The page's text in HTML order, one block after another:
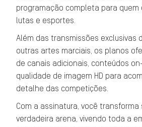
programação completa para quem
lutas e esportes.
Além das transmissões exclusivas
outras artes marciais, os planos
de canais adicionais, conteúdos
qualidade de imagem HD para
detalhe das competições.
Com a assinatura, você transforma
verdadeira arena, vivendo toda a